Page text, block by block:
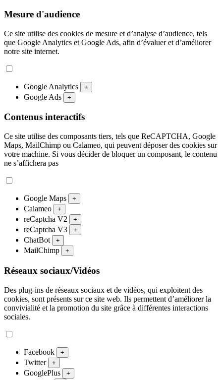
Mesure d'audience
Ce site utilise des cookies de mesure et d’analyse d’audience, tels
que Google Analytics et Google Ads, afin d’évaluer et d’améliorer
notre site internet.
Google Analytics +
Google Ads +
Contenus interactifs
Ce site utilise des composants tiers, tels que ReCAPTCHA, Google
Maps, MailChimp ou Calameo, qui peuvent déposer des cookies sur
votre machine. Si vous décider de bloquer un composant, le contenu
ne s’affichera pas
Google Maps +
Calameo +
reCaptcha V2 +
reCaptcha V3 +
ChatBot +
MailChimp +
Réseaux sociaux/Vidéos
Des plug-ins de réseaux sociaux et de vidéos, qui exploitent des
cookies, sont présents sur ce site web. Ils permettent d’améliorer la
convivialité et la promotion du site grâce à différentes interactions
sociales.
Facebook +
Twitter +
GooglePlus +